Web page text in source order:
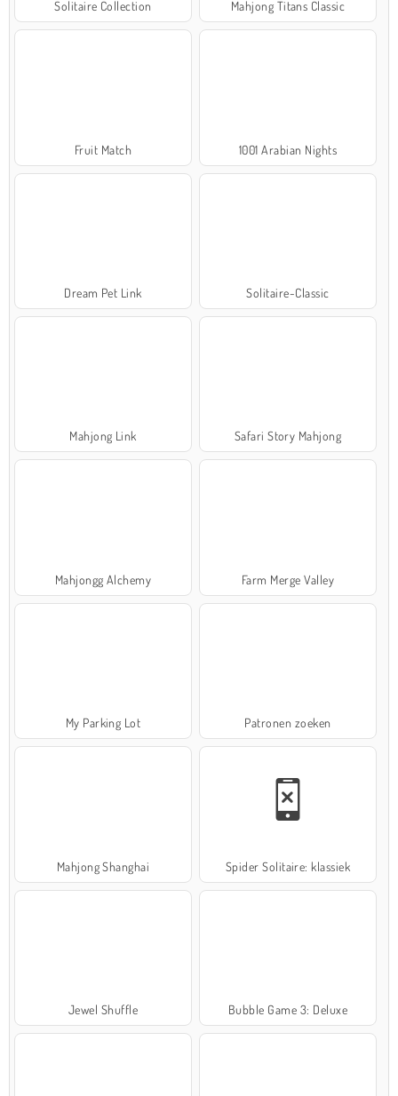
Solitaire Collection Mahjong Titans Classic
Fruit Match 1001 Arabian Nights
Dream Pet Link Solitaire-Classic
Mahjong Link Safari Story Mahjong
Mahjongg Alchemy Farm Merge Valley
My Parking Lot Patronen zoeken
Mahjong Shanghai Spider Solitaire: klassiek
Jewel Shuffle Bubble Game 3: Deluxe